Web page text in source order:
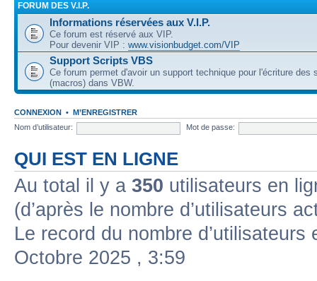
FORUM DES V.I.P.
Informations réservées aux V.I.P.
Ce forum est réservé aux VIP.
Pour devenir VIP : www.visionbudget.com/VIP
Support Scripts VBS
Ce forum permet d'avoir un support technique pour l'écriture des
(macros) dans VBW.
CONNEXION • M’ENREGISTRER
Nom d’utilisateur:
Mot de passe:
QUI EST EN LIGNE
Au total il y a 350 utilisateurs en
(d’après le nombre d’utilisateurs
Le record du nombre
Octobre 2025 , 3:59